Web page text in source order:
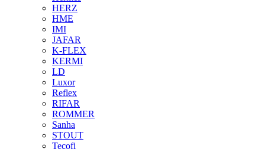
HERZ
HME
IMI
JAFAR
K-FLEX
KERMI
LD
Luxor
Reflex
RIFAR
ROMMER
Sanha
STOUT
Tecofi